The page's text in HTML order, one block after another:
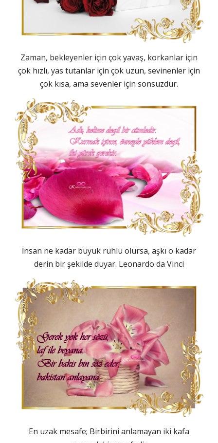
Zaman, bekleyenler için çok yavaş, korkanlar için
çok hızlı, yas tutanlar için çok uzun, sevinenler için
çok kısa, ama sevenler için sonsuzdur.
İnsan ne kadar büyük ruhlu olursa, aşkı o kadar
derin bir şekilde duyar. Leonardo da Vinci
En uzak mesafe; Birbirini anlamayan iki kafa